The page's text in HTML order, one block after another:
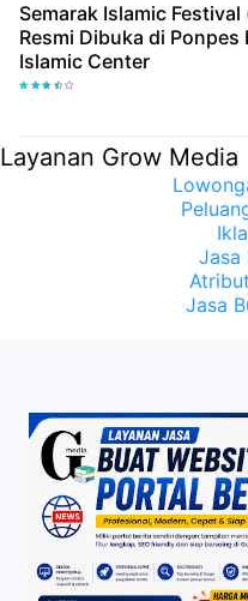
Semarak Islamic Festival
Resmi Dibuka di Ponpes
Islamic Center
Layanan Grow Media
Jasa
Jasa